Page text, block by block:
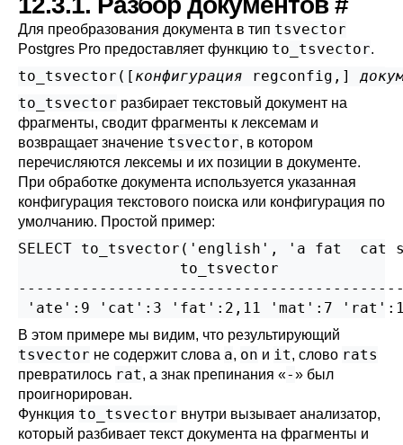
Для преобразования документа в тип tsvector
Postgres Pro предоставляет функцию to_tsvector.
to_tsvector([ конфигурация regconfig , ]
to_tsvector разбирает текстовый документ на
фрагменты, сводит фрагменты к лексемам и
возвращает значение tsvector, в котором
перечисляются лексемы и их позиции в документе.
При обработке документа используется указанная
конфигурация текстового поиска или конфигурация по
умолчанию. Простой пример:
SELECT to_tsvector('english', 'a fat
                  to_tsvector
В этом примере мы видим, что результирующий
tsvector не содержит слова a, on и it, слово rats
превратилось rat, а знак препинания «-» был
проигнорирован.
Функция to_tsvector внутри вызывает анализатор,
который разбивает текст документа на фрагменты и